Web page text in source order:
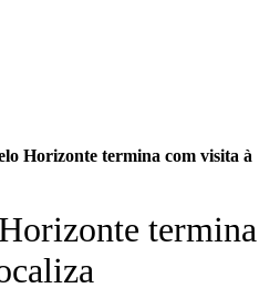
Horizonte termina com visita à
termina